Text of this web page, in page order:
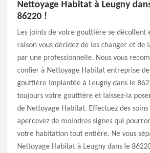
Nettoyage Habitat à Leugny
86220 !
Les joints de votre gouttière se décollent
raison vous décidez de les changer et de
par une professionnelle. Nous vous
confier à Nettoyage Habitat entreprise
gouttière implantée à Leugny dans le
toujours votre gouttière et laissez-la
de Nettoyage Habitat. Effectuez des soins
apercevez de moindres signes qui
votre habitation tout entière. Ne vous
Nettoyage Habitat à Leugny dans le